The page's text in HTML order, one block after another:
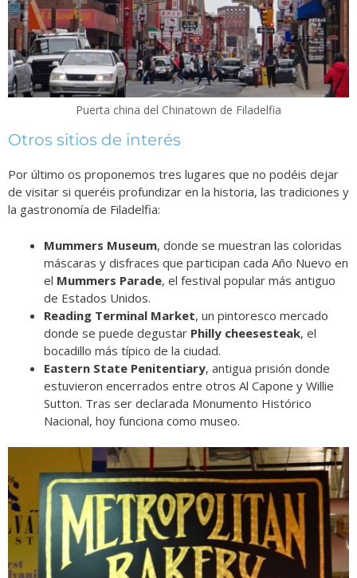
Puerta china del Chinatown de Filadelfia
Otros sitios de interés
Por último os proponemos tres lugares que no podéis dejar
de visitar si queréis profundizar en la historia, las tradiciones y
la gastronomía de Filadelfia:
Mummers Museum, donde se muestran las coloridas
máscaras y disfraces que participan cada Año Nuevo en
el Mummers Parade, el festival popular más antiguo
de Estados Unidos.
Reading Terminal Market, un pintoresco mercado
donde se puede degustar Philly cheesesteak, el
bocadillo más típico de la ciudad.
Eastern State Penitentiary, antigua prisión donde
estuvieron encerrados entre otros Al Capone y Willie
Sutton. Tras ser declarada Monumento Histórico
Nacional, hoy funciona como museo.